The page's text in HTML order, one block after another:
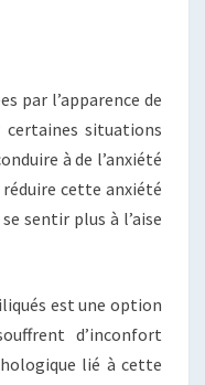
par l’apparence de
situations
à de l’anxiété
cette anxiété
sentir plus à l’aise
est une option
d’inconfort
lié à cette